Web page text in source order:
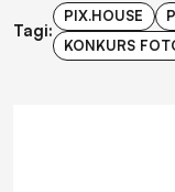
Tagi:
PIX.HOUSE
KONKURS